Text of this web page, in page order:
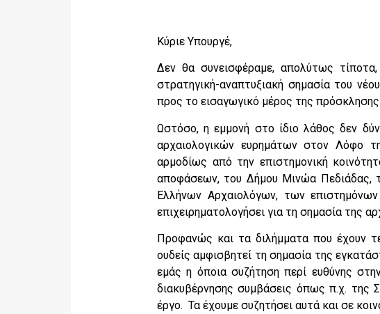
Κύριε Υπουργέ,
Δεν θα συνεισφέραμε, απολύτως
στρατηγική-αναπτυξιακή σημασία του
προς το εισαγωγικό μέρος της
Ωστόσο, η εμμονή στο ίδιο λάθος δεν
αρχαιολογικών ευρημάτων στον Λόφο
αρμοδίως από την επιστημονική
αποφάσεων, του Δήμου Μινώα Πεδιάδας,
Ελλήνων Αρχαιολόγων, των
επιχειρηματολογήσει για τη σημασία της
Προφανώς και τα διλήμματα που έχουν
ουδείς αμφισβητεί τη σημασία της
εμάς η όποια συζήτηση περί ευθύνης
διακυβέρνησης συμβάσεις όπως π.χ. της
έργο. Τα έχουμε συζητήσει αυτά και σε